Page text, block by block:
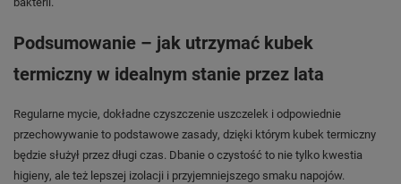
Podsumowanie – jak utrzymać kubek
termiczny w idealnym stanie przez lata
Regularne mycie, dokładne czyszczenie uszczelek i odpowiednie
przechowywanie to podstawowe zasady, dzięki którym kubek termiczny
będzie służył przez długi czas. Dbanie o czystość to nie tylko kwestia
higieny, ale też lepszej izolacji i przyjemniejszego smaku napojów.